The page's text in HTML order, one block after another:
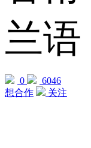
兰语
0
6046
想合作
关注